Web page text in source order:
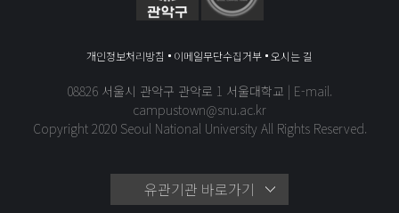
개인정보처리방침 이메일무단수집거부 오시는 길
08826 서울시 관악구 관악로 1 서울대학교 | E-mail.
campustown@snu.ac.kr
Copyright 2020 Seoul National University All Rights Reserved.
유관기관 바로가기